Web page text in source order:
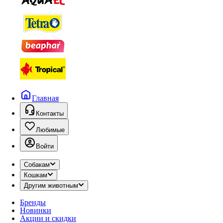
Главная
Контакты
Любимые
Войти
Собакам
Кошкам
Другим животным
Бренды
Новинки
Акции и скидки